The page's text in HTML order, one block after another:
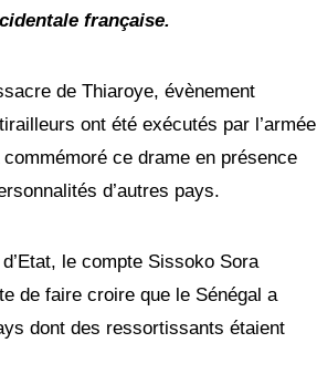
française.
de Thiaroye, évènement
ont été exécutés par l’armée
ce drame en présence
d’autres pays.
le compte Sissoko Sora
de faire croire que le Sénégal a
dont des ressortissants étaient